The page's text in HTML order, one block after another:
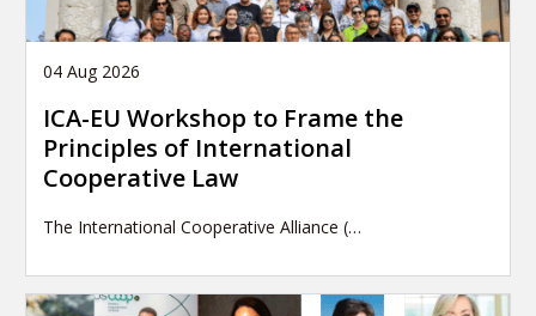
04 Aug 2026
ICA-EU Workshop to Frame the
Principles of International
Cooperative Law
The International Cooperative Alliance (…